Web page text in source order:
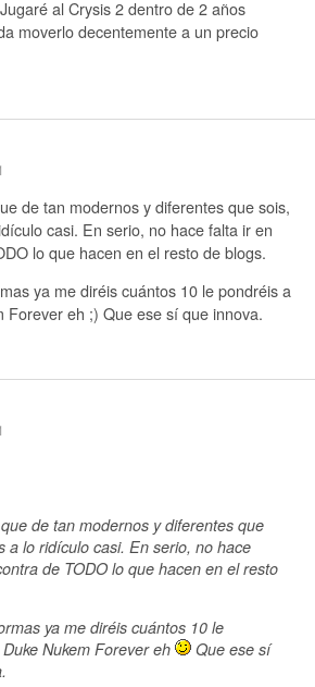
al Crysis 2 dentro de 2 años
moverlo decentemente a un precio
de tan modernos y diferentes que sois,
casi. En serio, no hace falta ir en
lo que hacen en el resto de blogs.
ya me diréis cuántos 10 le pondréis a
Forever eh ;) Que ese sí que innova.
de tan modernos y diferentes que
a lo ridículo casi. En serio, no hace
de TODO lo que hacen en el resto
ya me diréis cuántos 10 le
Nukem Forever eh
Que ese sí